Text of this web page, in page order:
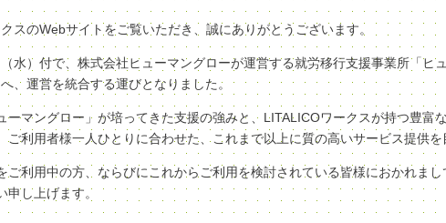
スのWebサイトをご覧いただき、誠にありがとうございます。
水）付で、株式会社ヒューマングローが運営する就労移行支援事業所「ヒ
、運営を統合する運びとなりました。
ーマングロー」が培ってきた支援の強みと、LITALICOワークスが持つ豊富
ご利用者様一人ひとりに合わせた、これまで以上に質の高いサービス提供
ご利用中の方、ならびにこれからご利用を検討されている皆様におかれま
申し上げます。